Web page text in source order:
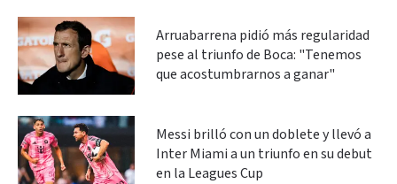
Arruabarrena pidió más regularidad
pese al triunfo de Boca: "Tenemos
que acostumbrarnos a ganar"
Messi brilló con un doblete y llevó a
Inter Miami a un triunfo en su debut
en la Leagues Cup